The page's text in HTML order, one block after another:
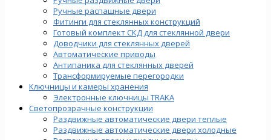
Ручные распашные двери
Фитинги для стеклянных конструкций
Готовый комплект СКД для стеклянной двери
Доводчики для стеклянных дверей
Автоматические приводы
Антипаника для стеклянных дверей
Трансформируемые перегородки
Ключницы и камеры хранения
Электронные ключницы TRAKA
Светопрозрачные конструкции
Раздвижные автоматические двери теплые
Раздвижные автоматические двери холодные